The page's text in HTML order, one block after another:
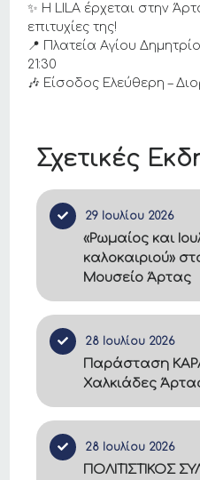
Σχετικές
29 Ιουλίου 2026
«Ρωμαίος και
καλοκαιριού»
Μουσείο Άρτας
28 Ιουλίου 2026
Παράσταση
Χαλκιάδες
28 Ιουλίου 2026
ΠΟΛΙΤΙΣΤΙΚΟΣ
✨ Η LILA έρχεται στην
επιτυχίες της!
📍 Πλατεία Αγίου
21:30
🎶 Είσοδος Ελεύθερη –